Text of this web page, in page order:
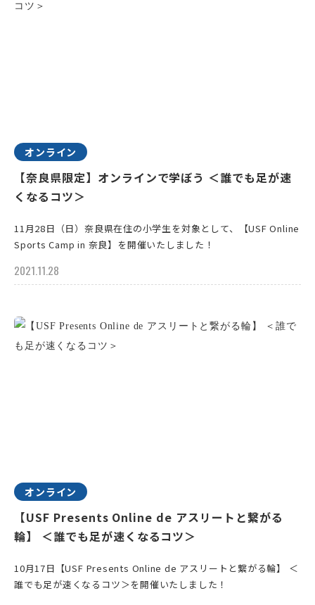
オンライン
【奈良県限定】オンラインで学ぼう ＜誰でも足が速
くなるコツ＞
11月28日（日）奈良県在住の小学生を対象として、【USF Online
Sports Camp in 奈良】を開催いたしました！
2021.11.28
オンライン
【USF Presents Online de アスリートと繋がる
輪】 ＜誰でも足が速くなるコツ＞
10月17日【USF Presents Online de アスリートと繋がる輪】 ＜
誰でも足が速くなるコツ＞を開催いたしました！